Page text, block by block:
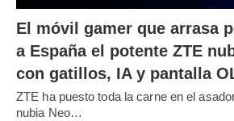
El móvil gamer que arrasa
a España el potente ZTE
con gatillos, IA y pantalla
ZTE ha puesto toda la carne en el
nubia Neo…